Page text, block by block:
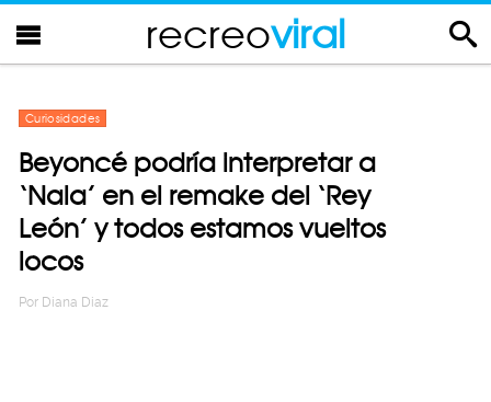
recreoviral
Curiosidades
Beyoncé podría interpretar a
‘Nala’ en el remake del ‘Rey
León’ y todos estamos vueltos
locos
Por Diana Diaz